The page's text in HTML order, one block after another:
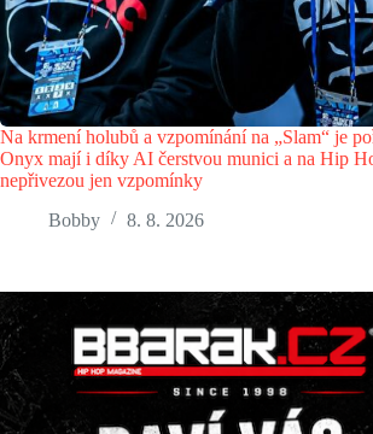
Na krmení holubů a vzpomínání na „Slam“ je
Onyx mají i díky AI čerstvou munici a na Hip
nepřivezou jen vzpomínky
Bobby
8. 8. 2026